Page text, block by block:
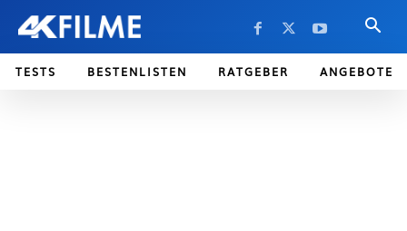
TESTS BESTENLISTEN RATGEBER ANGEBOTE